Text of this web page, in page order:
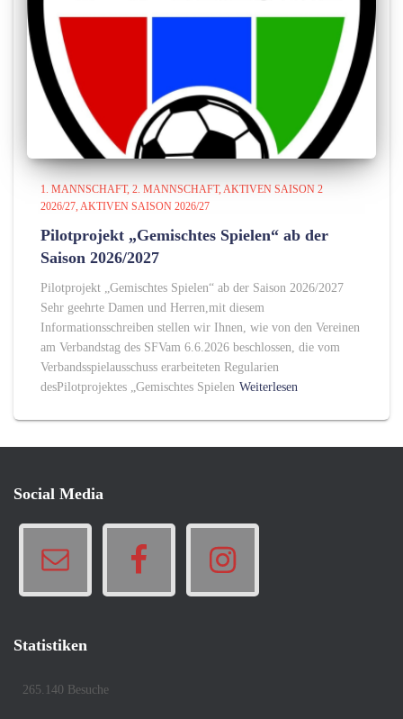
1. MANNSCHAFT 2. MANNSCHAFT AKTIVEN SAISON 2
2026/27 AKTIVEN SAISON 2026/27
Pilotprojekt „Gemischtes Spielen“ ab der
Saison 2026/2027
Pilotprojekt „Gemischtes Spielen“ ab der Saison 2026/2027
Sehr geehrte Damen und Herren,mit diesem
Informationsschreiben stellen wir Ihnen, wie von den Vereinen
am Verbandstag des SFVam 6.6.2026 beschlossen, die vom
Verbandsspielausschuss erarbeiteten Regularien
desPilotprojektes „Gemischtes Spielen Weiterlesen
Social Media
Statistiken
265.140 Besuche